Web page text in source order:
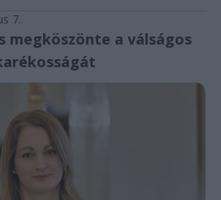
7.
megköszönte a válságos